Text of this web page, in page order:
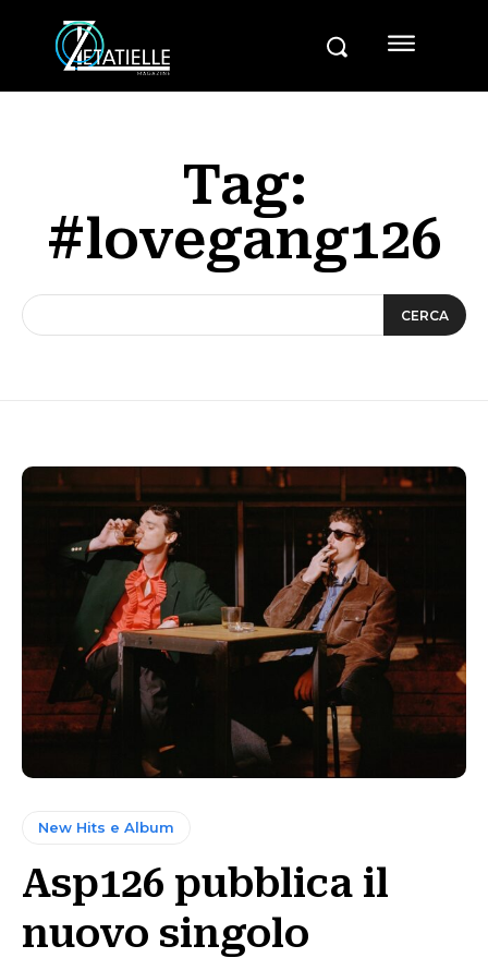
Tag:
#lovegang126
CERCA
New Hits e Album
Asp126 pubblica il
nuovo singolo